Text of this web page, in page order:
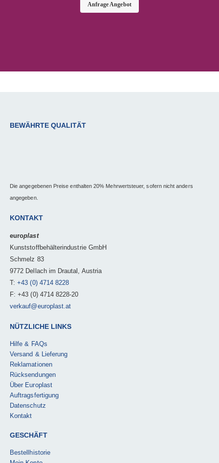
Anfrage Angebot
BEWÄHRTE QUALITÄT
Die angegebenen Preise enthalten 20% Mehrwertsteuer, sofern nicht anders
angegeben.
KONTAKT
europlast
Kunststoffbehälterindustrie GmbH
Schmelz 83
9772 Dellach im Drautal, Austria
T:+43 (0) 4714 8228
F: +43 (0) 4714 8228-20
verkauf@europlast.at
NÜTZLICHE LINKS
Hilfe & FAQs
Versand & Lieferung
Reklamationen
Rücksendungen
Über Europlast
Auftragsfertigung
Datenschutz
Kontakt
GESCHÄFT
Bestellhistorie